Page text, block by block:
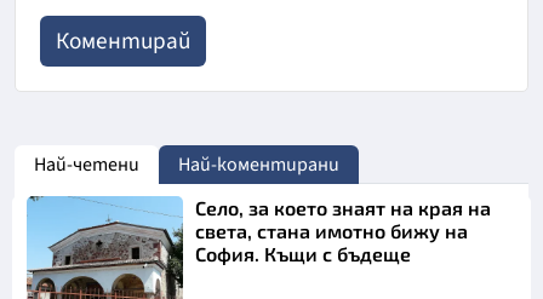
Най-четени Най-коментирани
Село, за което знаят на края на
света, стана имотно бижу на
София. Къщи с бъдеще